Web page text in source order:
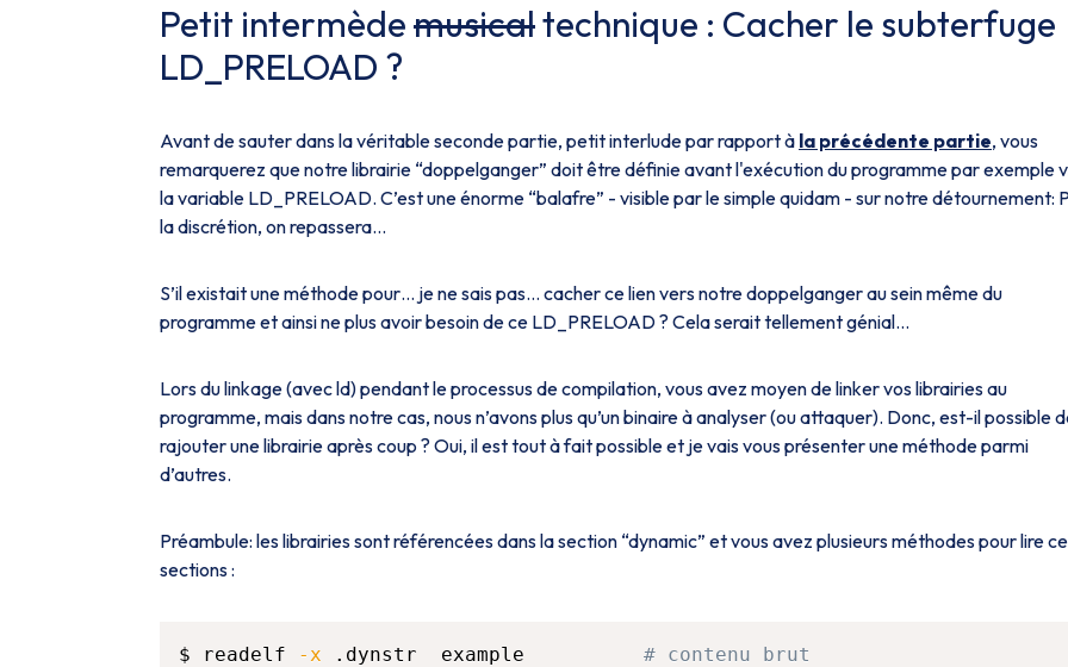
Petit intermèdemusicaltechnique : Cacher le subterfuge
LD_PRELOAD ?
Avant de sauter dans la véritable seconde partie, petit interlude par rapport à la précédente partie, vous
remarquerez que notre librairie “doppelganger” doit être définie avant l'exécution du programme par exemple
la variable LD_PRELOAD. C’est une énorme “balafre” - visible par le simple quidam - sur notre détournement:
la discrétion, on repassera...
S’il existait une méthode pour… je ne sais pas… cacher ce lien vers notre doppelganger au sein même du
programme et ainsi ne plus avoir besoin de ce LD_PRELOAD ? Cela serait tellement génial…
Lors du linkage (avec ld) pendant le processus de compilation, vous avez moyen de linker vos librairies au
programme, mais dans notre cas, nous n’avons plus qu’un binaire à analyser (ou attaquer). Donc, est-il possible
rajouter une librairie après coup ? Oui, il est tout à fait possible et je vais vous présenter une méthode parmi
d’autres.
Préambule: les librairies sont référencées dans la section “dynamic” et vous avez plusieurs méthodes pour lire
sections :
$ readelf -x .dynstr  example # contenu brut